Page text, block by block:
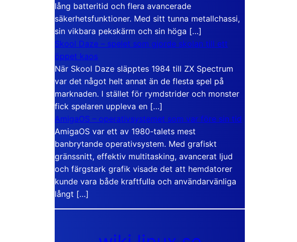
lång batteritid och flera avancerade
säkerhetsfunktioner. Med sitt tunna metallchassi,
sin vikbara pekskärm och sin höga […]
Skool Daze – spelet som gjorde skolan till ett
öppet kaos
När Skool Daze släpptes 1984 till ZX Spectrum
var det något helt annat än de flesta spel på
marknaden. I stället för rymdstrider och monster
fick spelaren uppleva en […]
AmigaOS – operativsystemet som var före sin tid
AmigaOS var ett av 1980-talets mest
banbrytande operativsystem. Med grafiskt
gränssnitt, effektiv multitasking, avancerat ljud
och färgstark grafik visade det att hemdatorer
kunde vara både kraftfulla och användarvänliga
långt […]